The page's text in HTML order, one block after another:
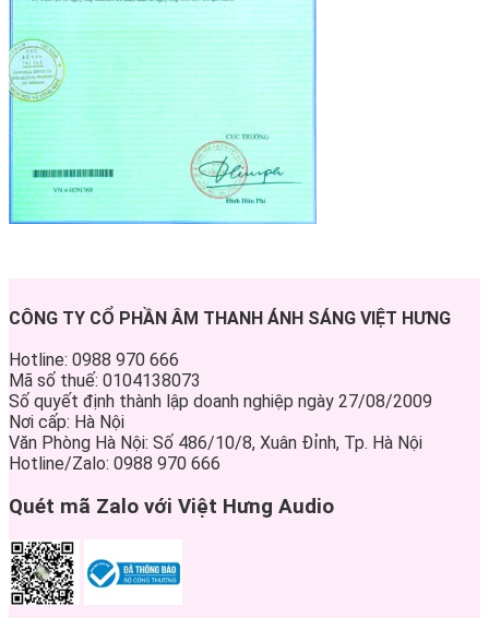
CÔNG TY CỔ PHẦN ÂM THANH ÁNH SÁNG VIỆT HƯNG
Hotline: 0988 970 666
Mã số thuế: 0104138073
Số quyết định thành lập doanh nghiệp ngày 27/08/2009
Nơi cấp: Hà Nội
Văn Phòng Hà Nội: Số 486/10/8, Xuân Đỉnh, Tp. Hà Nội
Hotline/Zalo: 0988 970 666
Quét mã Zalo với Việt Hưng Audio